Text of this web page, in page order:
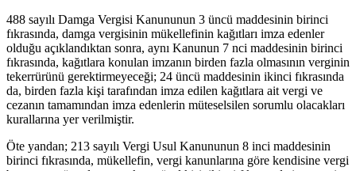
488 sayılı Damga Vergisi Kanununun 3 üncü maddesinin birinci
fıkrasında, damga vergisinin mükellefinin kağıtları imza edenler
olduğu açıklandıktan sonra, aynı Kanunun 7 nci maddesinin birinci
fıkrasında, kağıtlara konulan imzanın birden fazla olmasının verginin
tekerrürünü gerektirmeyeceği; 24 üncü maddesinin ikinci fıkrasında
da, birden fazla kişi tarafından imza edilen kağıtlara ait vergi ve
cezanın tamamından imza edenlerin müteselsilen sorumlu olacakları
kurallarına yer verilmiştir.
Öte yandan; 213 sayılı Vergi Usul Kanununun 8 inci maddesinin
birinci fıkrasında, mükellefin, vergi kanunlarına göre kendisine vergi